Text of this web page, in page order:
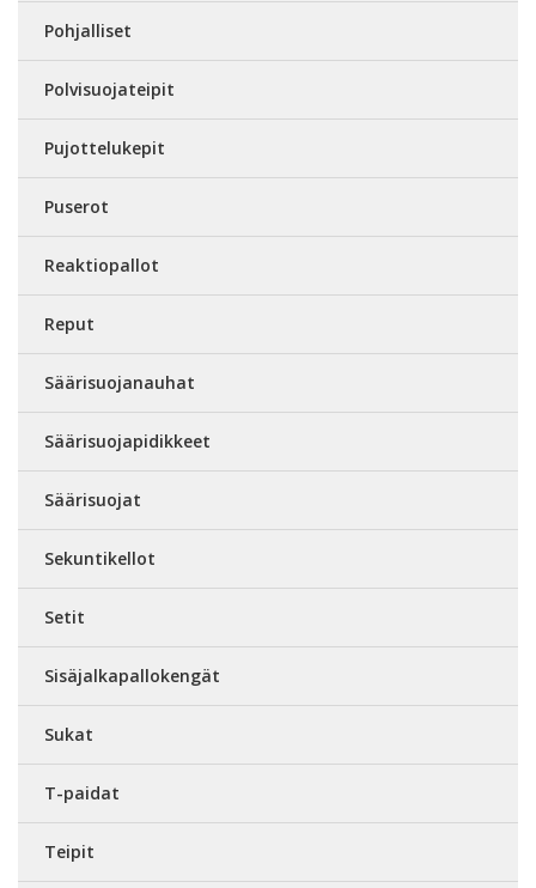
Pohjalliset
Polvisuojateipit
Pujottelukepit
Puserot
Reaktiopallot
Reput
Säärisuojanauhat
Säärisuojapidikkeet
Säärisuojat
Sekuntikellot
Setit
Sisäjalkapallokengät
Sukat
T-paidat
Teipit